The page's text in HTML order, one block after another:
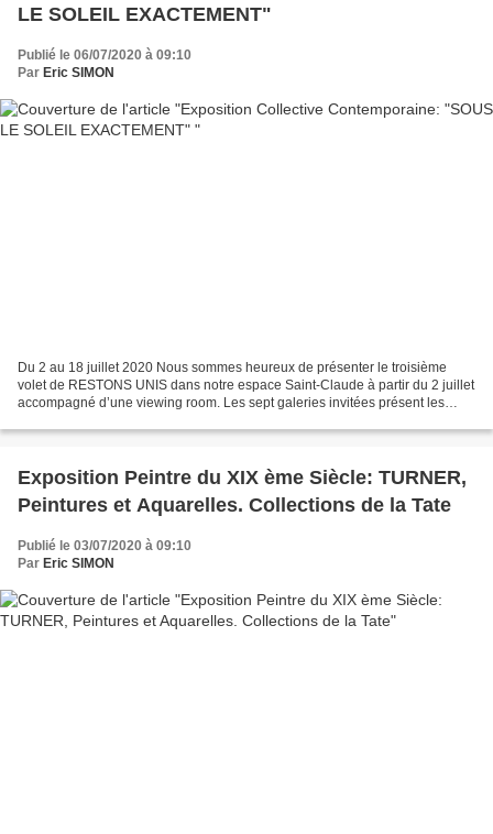
LE SOLEIL EXACTEMENT"
Publié le 06/07/2020 à 09:10
Par Eric SIMON
Du 2 au 18 juillet 2020 Nous sommes heureux de présenter le troisième
volet de RESTONS UNIS dans notre espace Saint-Claude à partir du 2 juillet
accompagné d’une viewing room. Les sept galeries invitées présent les
Exposition Peintre du XIX ème Siècle: TURNER,
Peintures et Aquarelles. Collections de la Tate
Publié le 03/07/2020 à 09:10
Par Eric SIMON